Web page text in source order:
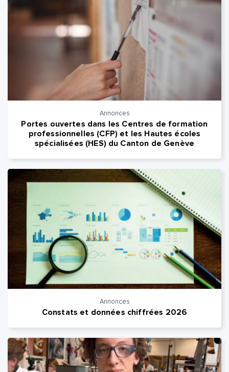
Annonces
Portes ouvertes dans les Centres de formation
professionnelles (CFP) et les Hautes écoles
spécialisées (HES) du Canton de Genève
Annonces
Constats et données chiffrées 2026